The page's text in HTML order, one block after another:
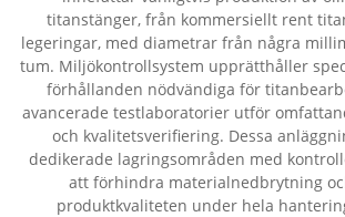
titanstänger, från kommersiellt rent
legeringar, med diametrar från några
tum. Miljökontrollsystem upprätthåller
förhållanden nödvändiga för
avancerade testlaboratorier utför
och kvalitetsverifiering. Dessa
dedikerade lagringsområden med
att förhindra materialnedbrytning
produktkvaliteten under hela